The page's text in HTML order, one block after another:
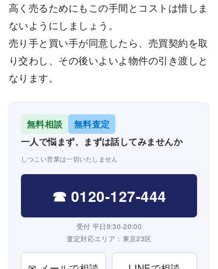
高く売るためにもこの手間とコストは惜しま
ないようにしましょう。
売り手と買い手が同意したら、売買契約を取
り交わし、その後いよいよ物件の引き渡しと
なります。
無料相談
無料査定
一人で悩まず、まずは話してみませんか
しつこい営業は一切いたしません
☎ 0120-127-444
受付 平日9:30-20:00
査定対応エリア：東京23区